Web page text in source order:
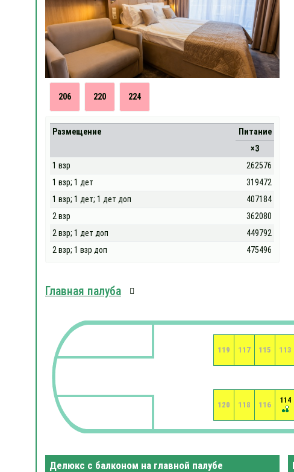
206 220 224
Размещение
Питание
×3
1 взр
262576
1 взр; 1 дет
319472
1 взр; 1 дет; 1 дет доп
407184
2 взр
362080
2 взр; 1 дет доп
449792
2 взр; 1 взр доп
475496
Главная палуба
113
114
115
116
117
118
119
120
Делюкс с балконом на главной палубе